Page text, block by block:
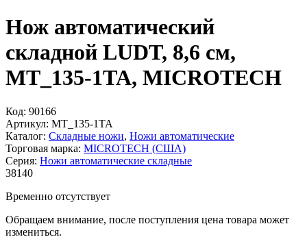
Нож автоматический
складной LUDT, 8,6 см,
MT_135-1TA, MICROTECH
Код: 90166
Артикул: MT_135-1TA
Каталог: Складные ножи, Ножи автоматические
Торговая марка: MICROTECH (США)
Серия: Ножи автоматические складные
38140
Временно отсутствует
Обращаем внимание, после поступления цена товара может
измениться.